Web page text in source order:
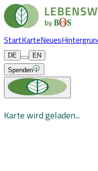
StartKarteNeues
DE
EN
Spenden
Karte wird geladen...